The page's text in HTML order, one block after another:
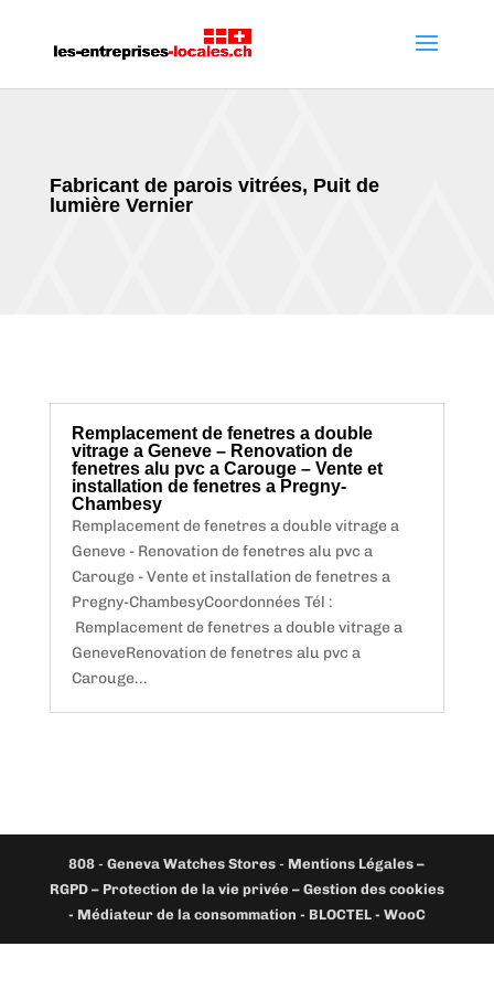
Fabricant de parois vitrées, Puit de
lumière Vernier
Remplacement de fenetres a double
vitrage a Geneve – Renovation de
fenetres alu pvc a Carouge – Vente et
installation de fenetres a Pregny-
Chambesy
Remplacement de fenetres a double vitrage a
Geneve - Renovation de fenetres alu pvc a
Carouge - Vente et installation de fenetres a
Pregny-ChambesyCoordonnées Tél :
Remplacement de fenetres a double vitrage a
GeneveRenovation de fenetres alu pvc a
Carouge...
808 -Geneva Watches Stores - Mentions Légales –
RGPD – Protection de la vie privée – Gestion des cookies
- Médiateur de la consommation - BLOCTEL - WooC